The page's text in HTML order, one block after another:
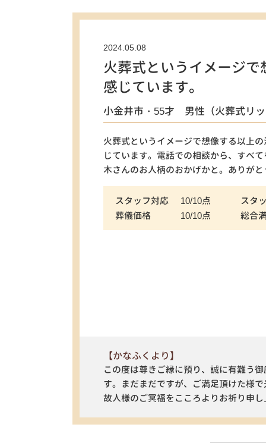
2024.05.08
火葬式というイメージ
感じています。
小金井市・55才 男性（火葬式リ
火葬式というイメージで想像する以上
じています。電話での相談から、すべ
木さんのお人柄のおかげかと。ありが
スタッフ対応 10/10点
スタ
葬儀価格
10/10点 総合
【かなふくより】
この度は尊きご縁に預り、誠に有難う
す。まだまだですが、ご満足頂けた様
故人様のご冥福をこころよりお祈り申